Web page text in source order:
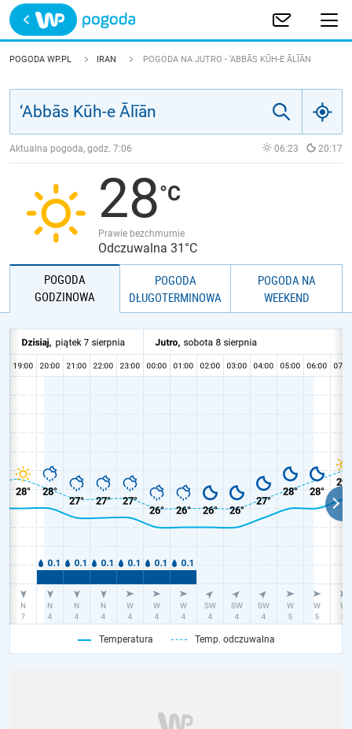
Trwa ładowanie
POLSKA
JAKOŚĆ POWIETRZA
POGODA WP.PL IRAN POGODA NA JUTRO - ‘ABBĀS KŪH-E ĀLĪĀN
Aktualna pogoda, godz. 7:06 06:23 20:17
28
Prawie bezchmurnie
Odczuwalna 31°C
POGODA
GODZINOWA
POGODA
DŁUGOTERMINOWA
POGODA NA
WEEKEND
Temperatura Temp. odczuwalna